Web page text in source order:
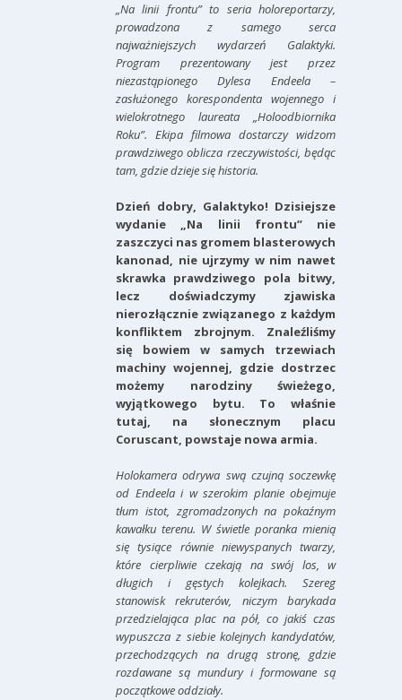
„Na linii frontu” to seria holoreportarzy,
prowadzona z samego serca
najważniejszych wydarzeń Galaktyki.
Program prezentowany jest przez
niezastąpionego Dylesa Endeela –
zasłużonego korespondenta wojennego i
wielokrotnego laureata „Holoodbiornika
Roku”. Ekipa filmowa dostarczy widzom
prawdziwego oblicza rzeczywistości, będąc
tam, gdzie dzieje się historia.
Dzień dobry, Galaktyko! Dzisiejsze
wydanie „Na linii frontu” nie
zaszczyci nas gromem blasterowych
kanonad, nie ujrzymy w nim nawet
skrawka prawdziwego pola bitwy,
lecz doświadczymy zjawiska
nierozłącznie związanego z każdym
konfliktem zbrojnym. Znaleźliśmy
się bowiem w samych trzewiach
machiny wojennej, gdzie dostrzec
możemy narodziny świeżego,
wyjątkowego bytu. To właśnie
tutaj, na słonecznym placu
Coruscant, powstaje nowa armia.
Holokamera odrywa swą czujną soczewkę
od Endeela i w szerokim planie obejmuje
tłum istot, zgromadzonych na pokaźnym
kawałku terenu. W świetle poranka mienią
się tysiące równie niewyspanych twarzy,
które cierpliwie czekają na swój los, w
długich i gęstych kolejkach. Szereg
stanowisk rekruterów, niczym barykada
przedzielająca plac na pół, co jakiś czas
wypuszcza z siebie kolejnych kandydatów,
przechodzących na drugą stronę, gdzie
rozdawane są mundury i formowane są
początkowe oddziały.